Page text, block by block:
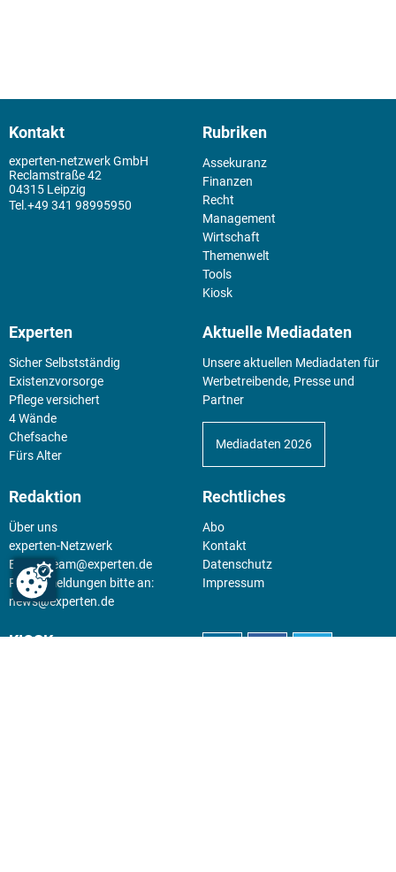
Kontakt
experten-netzwerk GmbH
Reclamstraße 42
04315 Leipzig
+49 341 98995950
Rubriken
Assekuranz
Finanzen
Recht
Management
Wirtschaft
Themenwelt
Tools
Kiosk
Experten
Sicher Selbstständig
Existenz­vorsorge
Pflege versichert
4 Wände
Chefsache
Fürs Alter
Aktuelle Mediadaten
Unsere aktuellen Mediadaten für
Werbetreibende, Presse und
Partner
Mediadaten 2026
Redaktion
Über uns
experten-Netzwerk
E-Mail:team@experten.de
Pressemeldungen bitte an:
news@experten.de
Rechtliches
Abo
Kontakt
Datenschutz
Impressum
KIOSK